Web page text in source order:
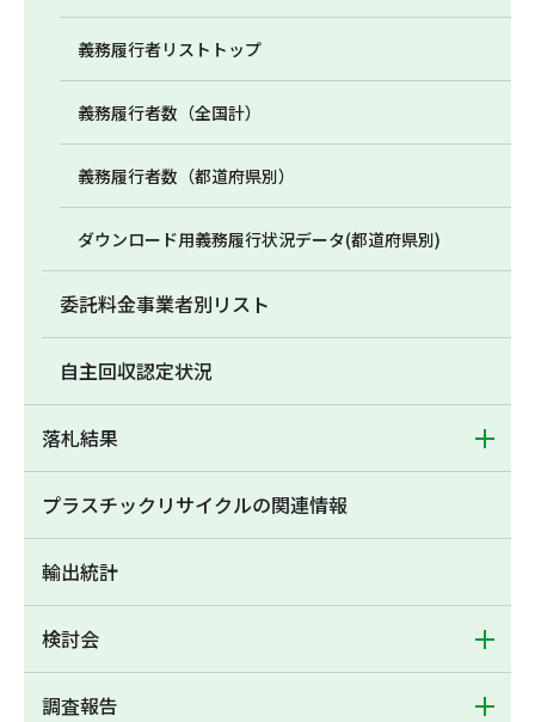
義務履行者リストトップ
義務履行者数（全国計）
義務履行者数（都道府県別）
ダウンロード用義務履行状況データ(都道府県別)
委託料金事業者別リスト
自主回収認定状況
落札結果
プラスチックリサイクルの関連情報
輸出統計
検討会
調査報告